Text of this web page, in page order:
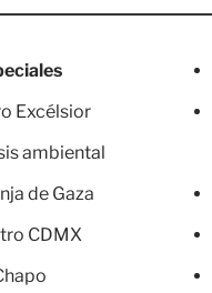
Excélsior
ambiental
de Gaza
CDMX